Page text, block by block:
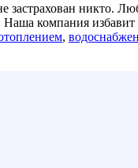
никто.
компания
,